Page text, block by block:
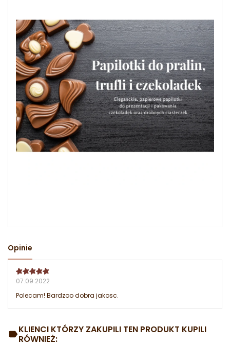
Opinie
07.09.2022
Polecam! Bardzoo dobra jakosc.
KLIENCI KTÓRZY ZAKUPILI TEN PRODUKT KUPILI
RÓWNIEŻ: